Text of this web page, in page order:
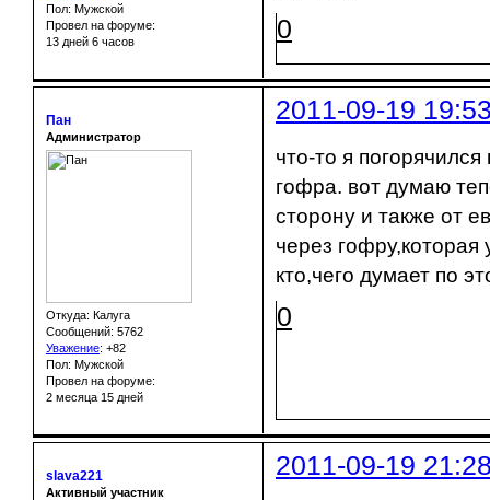
Пол: Мужской
Провел на форуме:
13 дней 6 часов
0
2011-09-19
Пан
Администратор
Откуда: Калуга
Сообщений: 5762
Уважение: +82
Пол: Мужской
Провел на форуме:
2 месяца 15 дней
что-то я
гофра. вот думаю
сторону и также от
через
кто,чего думает по
0
2011-09-19
slava221
Активный участник